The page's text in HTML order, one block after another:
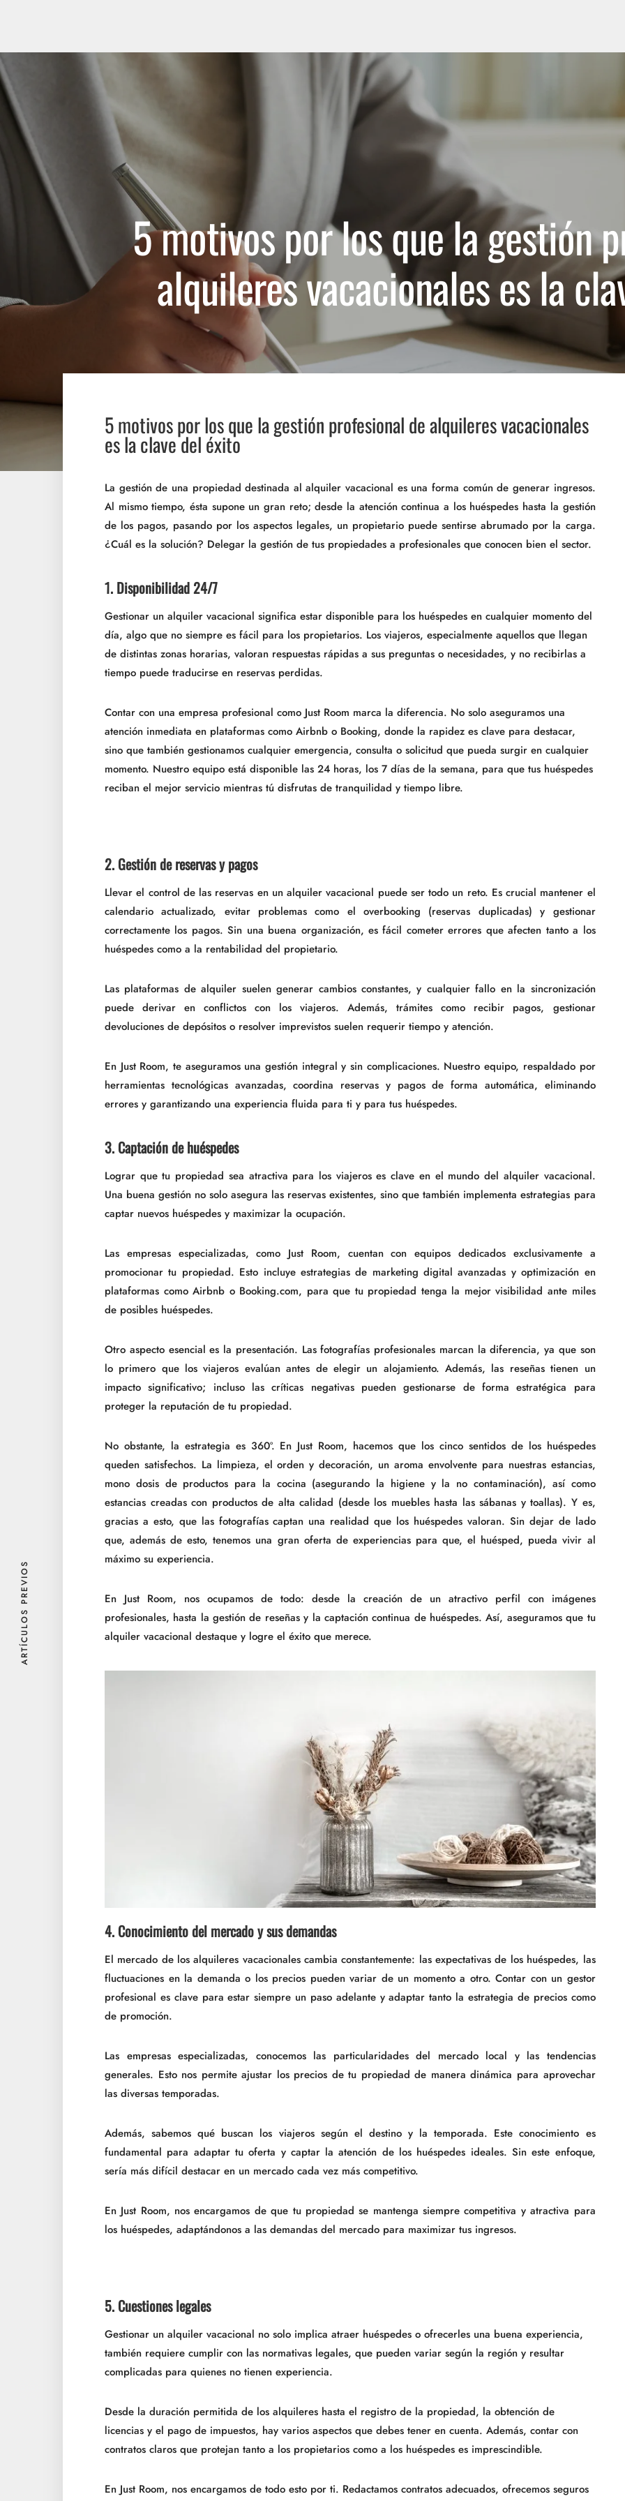
5 motivos por los que la gestión
alquileres vacacionales es la
5 motivos por los que la gestión profesional de alquileres vacacionales
es la clave del éxito
La gestión de una propiedad destinada al alquiler vacacional es una forma común de generar ingresos.
Al mismo tiempo, ésta supone un gran reto; desde la atención continua a los huéspedes hasta la gestión
de los pagos, pasando por los aspectos legales, un propietario puede sentirse abrumado por la carga.
¿Cuál es la solución? Delegar la gestión de tus propiedades a profesionales que conocen bien el sector.
1. Disponibilidad 24/7
Gestionar un alquiler vacacional significa estar disponible para los huéspedes en cualquier momento del
día, algo que no siempre es fácil para los propietarios. Los viajeros, especialmente aquellos que llegan
de distintas zonas horarias, valoran respuestas rápidas a sus preguntas o necesidades, y no recibirlas a
tiempo puede traducirse en reservas perdidas.
Contar con una empresa profesional como Just Room marca la diferencia. No solo aseguramos una
atención inmediata en plataformas como Airbnb o Booking, donde la rapidez es clave para destacar,
sino que también gestionamos cualquier emergencia, consulta o solicitud que pueda surgir en cualquier
momento. Nuestro equipo está disponible las 24 horas, los 7 días de la semana, para que tus huéspedes
reciban el mejor servicio mientras tú disfrutas de tranquilidad y tiempo libre.
2. Gestión de reservas y pagos
Llevar el control de las reservas en un alquiler vacacional puede ser todo un reto. Es crucial mantener el
calendario actualizado, evitar problemas como el overbooking (reservas duplicadas) y gestionar
correctamente los pagos. Sin una buena organización, es fácil cometer errores que afecten tanto a los
huéspedes como a la rentabilidad del propietario.
Las plataformas de alquiler suelen generar cambios constantes, y cualquier fallo en la sincronización
puede derivar en conflictos con los viajeros. Además, trámites como recibir pagos, gestionar
devoluciones de depósitos o resolver imprevistos suelen requerir tiempo y atención.
En Just Room, te aseguramos una gestión integral y sin complicaciones. Nuestro equipo, respaldado por
herramientas tecnológicas avanzadas, coordina reservas y pagos de forma automática, eliminando
errores y garantizando una experiencia fluida para ti y para tus huéspedes.
3. Captación de huéspedes
Lograr que tu propiedad sea atractiva para los viajeros es clave en el mundo del alquiler vacacional.
Una buena gestión no solo asegura las reservas existentes, sino que también implementa estrategias para
captar nuevos huéspedes y maximizar la ocupación.
Las empresas especializadas, como Just Room, cuentan con equipos dedicados exclusivamente a
promocionar tu propiedad. Esto incluye estrategias de marketing digital avanzadas y optimización en
plataformas como Airbnb o Booking.com, para que tu propiedad tenga la mejor visibilidad ante miles
de posibles huéspedes.
Otro aspecto esencial es la presentación. Las fotografías profesionales marcan la diferencia, ya que son
lo primero que los viajeros evalúan antes de elegir un alojamiento. Además, las reseñas tienen un
impacto significativo; incluso las críticas negativas pueden gestionarse de forma estratégica para
proteger la reputación de tu propiedad.
No obstante, la estrategia es 360º. En Just Room, hacemos que los cinco sentidos de los huéspedes
queden satisfechos. La limpieza, el orden y decoración, un aroma envolvente para nuestras estancias,
mono dosis de productos para la cocina (asegurando la higiene y la no contaminación), así como
estancias creadas con productos de alta calidad (desde los muebles hasta las sábanas y toallas). Y es,
gracias a esto, que las fotografías captan una realidad que los huéspedes valoran. Sin dejar de lado
que, además de esto, tenemos una gran oferta de experiencias para que, el huésped, pueda vivir al
máximo su experiencia.
En Just Room, nos ocupamos de todo: desde la creación de un atractivo perfil con imágenes
profesionales, hasta la gestión de reseñas y la captación continua de huéspedes. Así, aseguramos que tu
alquiler vacacional destaque y logre el éxito que merece.
4. Conocimiento del mercado y sus demandas
El mercado de los alquileres vacacionales cambia constantemente: las expectativas de los huéspedes, las
fluctuaciones en la demanda o los precios pueden variar de un momento a otro. Contar con un gestor
profesional es clave para estar siempre un paso adelante y adaptar tanto la estrategia de precios como
de promoción.
Las empresas especializadas, conocemos las particularidades del mercado local y las tendencias
generales. Esto nos permite ajustar los precios de tu propiedad de manera dinámica para aprovechar
las diversas temporadas.
Además, sabemos qué buscan los viajeros según el destino y la temporada. Este conocimiento es
fundamental para adaptar tu oferta y captar la atención de los huéspedes ideales. Sin este enfoque,
sería más difícil destacar en un mercado cada vez más competitivo.
En Just Room, nos encargamos de que tu propiedad se mantenga siempre competitiva y atractiva para
los huéspedes, adaptándonos a las demandas del mercado para maximizar tus ingresos.
5. Cuestiones legales
Gestionar un alquiler vacacional no solo implica atraer huéspedes o ofrecerles una buena experiencia,
también requiere cumplir con las normativas legales, que pueden variar según la región y resultar
complicadas para quienes no tienen experiencia.
Desde la duración permitida de los alquileres hasta el registro de la propiedad, la obtención de
licencias y el pago de impuestos, hay varios aspectos que debes tener en cuenta. Además, contar con
contratos claros que protejan tanto a los propietarios como a los huéspedes es imprescindible.
En Just Room, nos encargamos de todo esto por ti. Redactamos contratos adecuados, ofrecemos seguros
ARTÍCULOS PREVIOS